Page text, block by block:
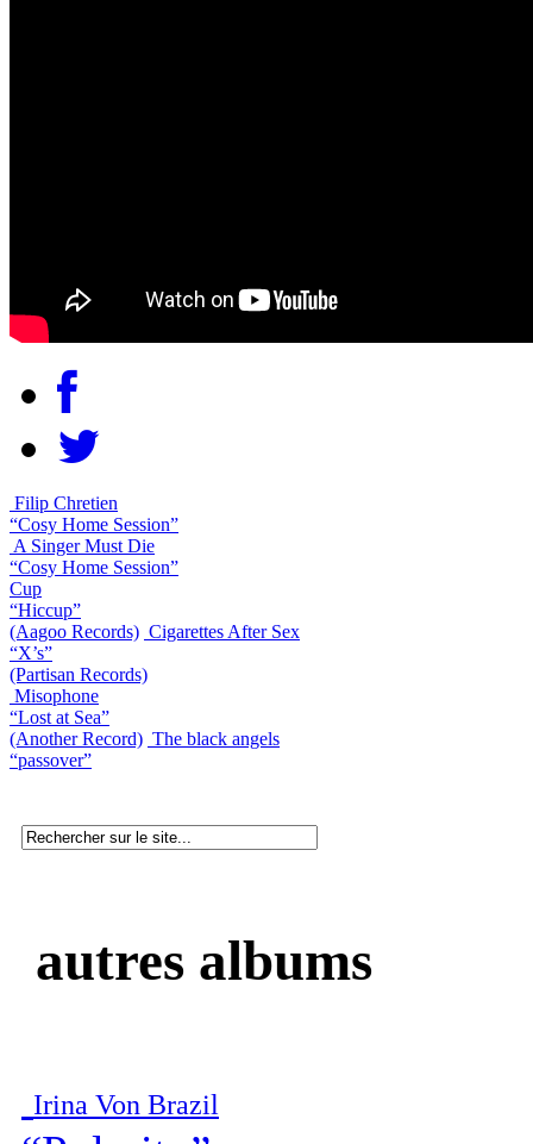
Filip Chretien
“Cosy Home Session”
A Singer Must Die
“Cosy Home Session”
Cup
“Hiccup”
(Aagoo Records) Cigarettes After Sex
“X’s”
(Partisan Records)
Misophone
“Lost at Sea”
(Another Record) The black angels
“passover”
autres albums
Irina Von Brazil